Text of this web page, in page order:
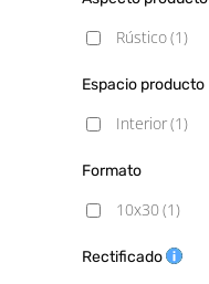
Rústico(1)
Espacio producto
Interior(1)
Formato
10x30 (1)
Rectificado